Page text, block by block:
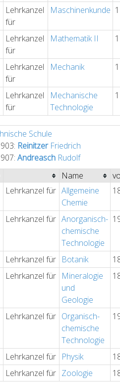
Lehrkanzel
für
Maschinenkunde
Lehrkanzel
für
Mathematik II
Lehrkanzel
für
Mechanik
Lehrkanzel
für
Mechanische
Technologie
Schule
ReinitzerFriedrich
Andreasch Rudolf
Name
Lehrkanzel für Allgemeine
Chemie
Lehrkanzel für Anorganisch-
chemische
Technologie
Lehrkanzel für Botanik
Lehrkanzel für Mineralogie
und
Geologie
Lehrkanzel für Organisch-
chemische
Technologie
Lehrkanzel für Physik
Lehrkanzel für Zoologie